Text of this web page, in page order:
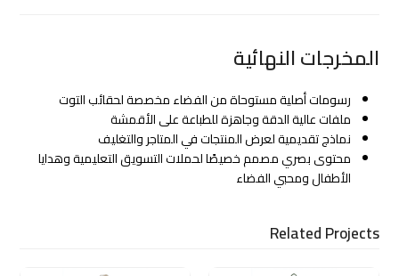
المخرجات النهائية
رسومات أصلية مستوحاة من الفضاء مخصصة لحقائب التوت
ملفات عالية الدقة وجاهزة للطباعة على الأقمشة
نماذج تقديمية لعرض المنتجات في المتاجر والتغليف
محتوى بصري مصمم خصيصًا لحملات التسويق التعليمية وهدايا
الأطفال ومحبي الفضاء
Related Projects